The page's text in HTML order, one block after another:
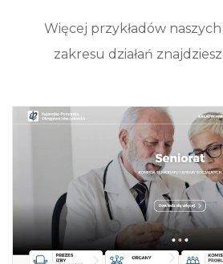
Więcej przykładów
zakresu działań